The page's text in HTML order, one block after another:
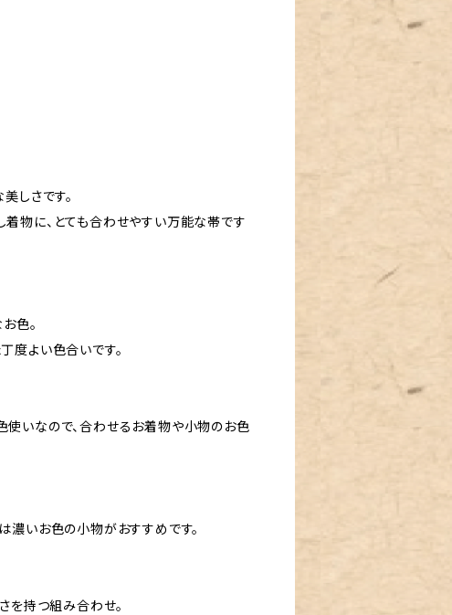
しさです。
物に、とても合わせやすい万能な帯です
色。
度よい色合いです。
いなので、合わせるお着物や小物のお色
濃いお色の小物がおすすめです。
を持つ組み合わせ。